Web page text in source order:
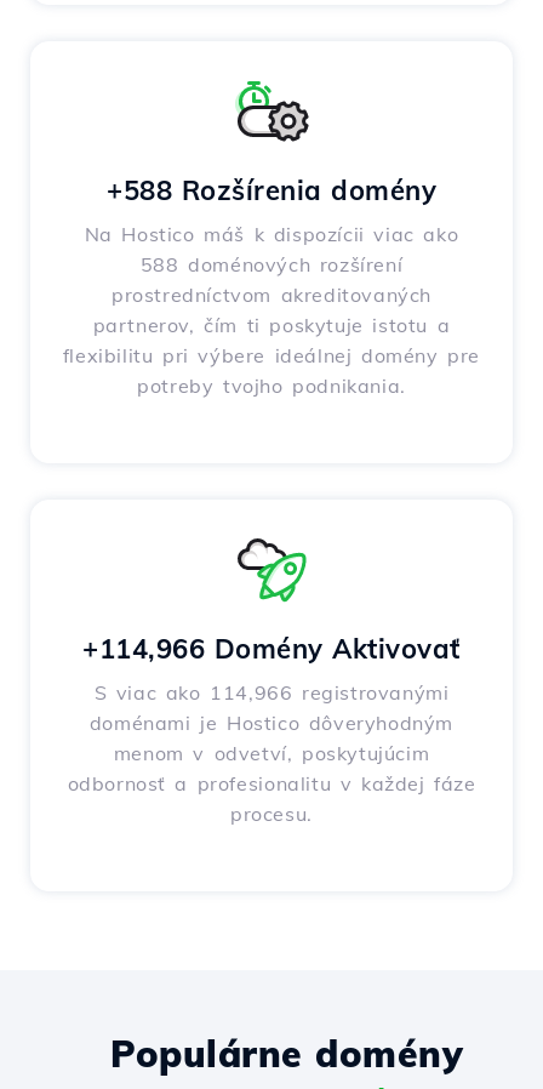
+588 Rozšírenia domény
Na Hostico máš k dispozícii viac ako
588 doménových rozšírení
prostredníctvom akreditovaných
partnerov, čím ti poskytuje istotu a
flexibilitu pri výbere ideálnej domény pre
potreby tvojho podnikania.
+114,966 Domény Aktivovať
S viac ako 114,966 registrovanými
doménami je Hostico dôveryhodným
menom v odvetví, poskytujúcim
odbornosť a profesionalitu v každej fáze
procesu.
Populárne domény